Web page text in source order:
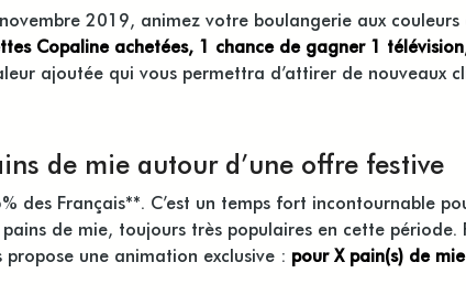
2019, animez votre boulangerie aux
Copaline achetées, 1 chance de gagner 1
ajoutée qui vous permettra d’attirer de nouveaux
de mie autour d’une offre festive
des Français**. C’est un temps fort incontournable
de mie, toujours très populaires en cette période.
une animation exclusive : pour X pain(s) de